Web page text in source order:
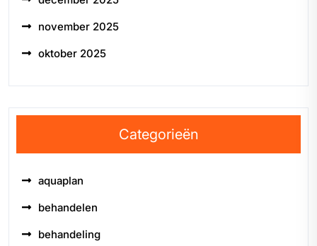
november 2025
oktober 2025
Categorieën
aquaplan
behandelen
behandeling